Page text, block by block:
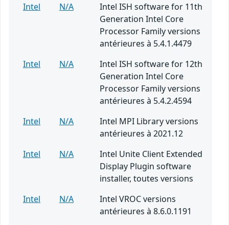
Intel
N/A
Intel ISH software for 11th
Generation Intel Core
Processor Family versions
antérieures à 5.4.1.4479
Intel
N/A
Intel ISH software for 12th
Generation Intel Core
Processor Family versions
antérieures à 5.4.2.4594
Intel
N/A
Intel MPI Library versions
antérieures à 2021.12
Intel
N/A
Intel Unite Client Extended
Display Plugin software
installer, toutes versions
Intel
N/A
Intel VROC versions
antérieures à 8.6.0.1191